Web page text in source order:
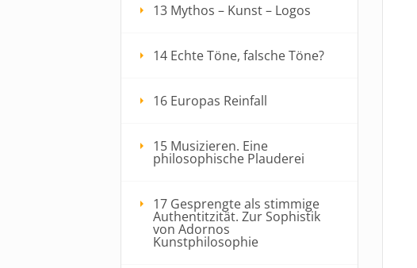
13 Mythos – Kunst – Logos
14 Echte Töne, falsche Töne?
16 Europas Reinfall
15 Musizieren. Eine
philosophische Plauderei
17 Gesprengte als stimmige
Authentitzität. Zur Sophistik
von Adornos
Kunstphilosophie